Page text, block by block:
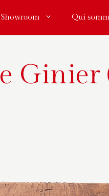
Showroom Qui
Ginier